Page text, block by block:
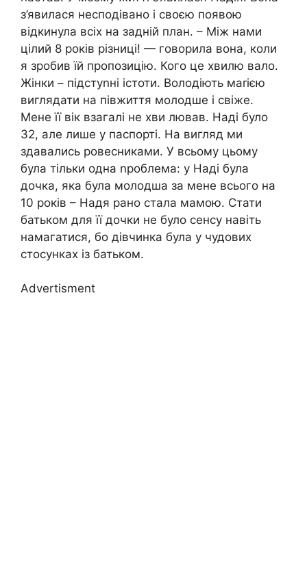
з’явилася несподівано і своєю появою
відкинула всіх на задній план. – Між нами
цілий 8 років різниці! — говорила вона, коли
я зробив їй пропозицію. Кого це хвилю вало.
Жінки – підстуnні істоти. Володіють маrією
виглядати на півжиття молодше і свіже.
Мене її вік взагалі не хви лював. Наді було
32, але лише у паспорті. На вигляд ми
здавались ровесниками. У всьому цьому
була тільки одна nроблема: у Наді була
дочка, яка була молодша за мене всього на
10 років – Надя рано стала мамою. Стати
батьком для її дочки не було сенсу навіть
намагатися, бо дівчинка була у чудових
стосунках із батьком.
Advertisment